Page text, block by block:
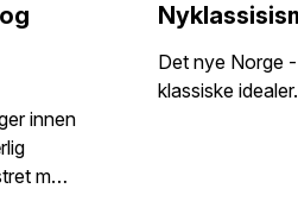
innen
m…
Det nye Norge
klassiske idealer.